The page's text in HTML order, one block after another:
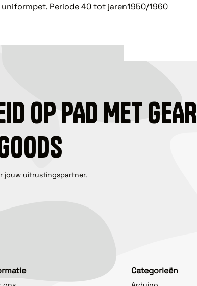
Periode 40 tot jaren1950/1960
OP PAD MET GEAR
jouw uitrustingspartner.
Categorieën